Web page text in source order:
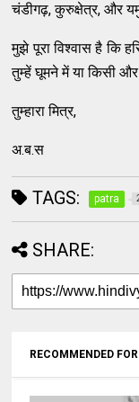
चंडीगढ़, कुरुक्षेत्र, और
मुझे पूरा विश्वास है कि
तुम्हें घूमने में या किसी
तुम्हारा मित्र,
अ.ब.स
TAGS: patra
SHARE:
RECOMMENDED